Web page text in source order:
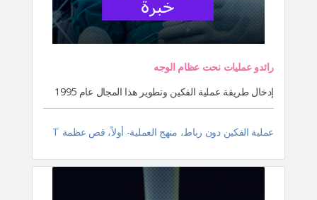
رائدو عمليات نحت عظام الوجه
إدخال طريقة عملية الفكين وتطوير هذا المجال عام 1995
عملية الفكين دون رباط، منهج العملية- أولاً، قص عظمة T